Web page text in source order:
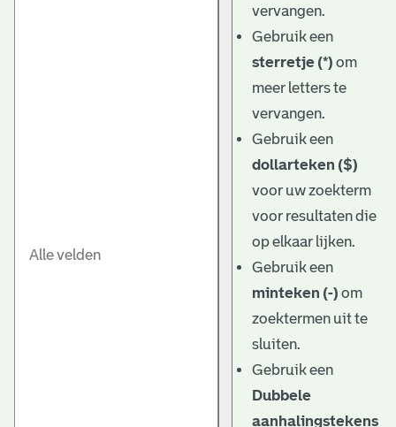
vervangen.
Gebruik een
sterretje (*) om
meer letters te
vervangen.
Gebruik een
dollarteken ($)
voor uw zoekterm
voor resultaten die
op elkaar lijken.
Gebruik een
minteken (-) om
zoektermen uit te
sluiten.
Gebruik een
Dubbele
aanhalingstekens